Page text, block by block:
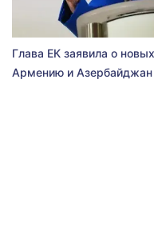
Глава ЕК заявила о
Армению и Азербайджан